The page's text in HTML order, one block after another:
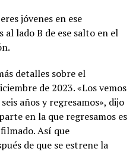
jóvenes en ese
lado B de ese salto en el
detalles sobre el
de 2023. «Los vemos
años y regresamos», dijo
en la que regresamos es
Así que
de que se estrene la